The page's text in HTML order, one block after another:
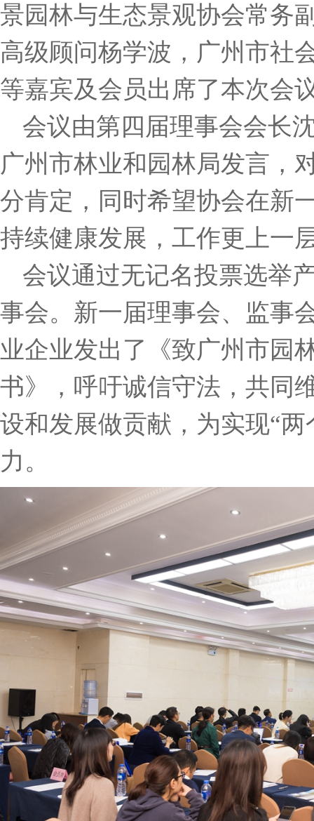
景园林与生态景观协会常务
高级顾问杨学波，广州市社
等嘉宾及会员出席了本次会
会议由第四届理事会会长
广州市林业和园林局发言，
分肯定，同时希望协会在新
持续健康发展，工作更上一
会议通过无记名投票选举
事会。新一届理事会、监事
业企业发出了《致广州市园
书》，呼吁诚信守法，共同
设和发展做贡献，为实现“
力。